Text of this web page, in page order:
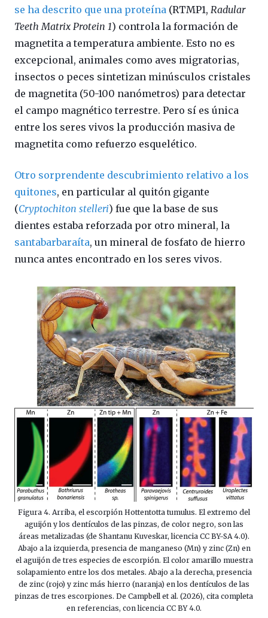
se ha descrito que una proteína (RTMP1, Radular
Teeth Matrix Protein 1) controla la formación de
magnetita a temperatura ambiente. Esto no es
excepcional, animales como aves migratorias,
insectos o peces sintetizan minúsculos cristales
de magnetita (50-100 nanómetros) para detectar
el campo magnético terrestre. Pero sí es única
entre los seres vivos la producción masiva de
magnetita como refuerzo esquelético.
Otro sorprendente descubrimiento relativo a los
quitones, en particular al quitón gigante
(Cryptochiton stelleri) fue que la base de sus
dientes estaba reforzada por otro mineral, la
santabarbaraíta, un mineral de fosfato de hierro
nunca antes encontrado en los seres vivos.
Figura 4. Arriba, el escorpión Hottentotta tumulus. El extremo del
aguijón y los dentículos de las pinzas, de color negro, son las
áreas metalizadas (de Shantanu Kuveskar, licencia CC BY-SA 4.0).
Abajo a la izquierda, presencia de manganeso (Mn) y zinc (Zn) en
el aguijón de tres especies de escorpión. El color amarillo muestra
solapamiento entre los dos metales. Abajo a la derecha, presencia
de zinc (rojo) y zinc más hierro (naranja) en los dentículos de las
pinzas de tres escorpiones. De Campbell et al. (2026), cita completa
en referencias, con licencia CC BY 4.0.